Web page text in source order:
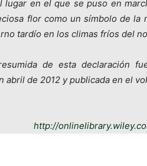
lugar en el que se puso en
flor como un símbolo de la
tardío en los climas fríos del
de esta declaración
abril de 2012 y publicada en el
http://